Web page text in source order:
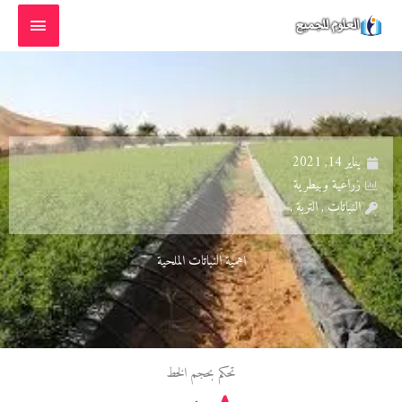
المحتوى
القائمة
الرئيسية
يناير 14, 2021
زراعية وبيطرية
النباتات , التربة ,
اهمية النباتات الملحية
تحكم بحجم الخط